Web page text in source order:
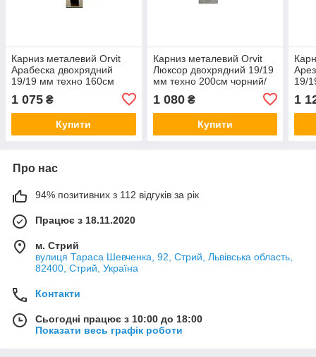
Карниз металевий Orvit
Арабеска двохрядний
19/19 мм техно 160см
1 075 ₴
Купити
Карниз металевий Orvit
Люксор двохрядний 19/19
мм техно 200см чорний/
1 080₴
Купити
19/
1
Про нас
94% позитивних з 112 відгуків за рік
Працює з 18.11.2020
м. Стрий
вулиця Тараса Шевченка, 92, Стрий, Львівська область,
82400, Стрий, Україна
Контакти
Сьогодні працює з 10:00 до 18:00
Показати весь графік роботи